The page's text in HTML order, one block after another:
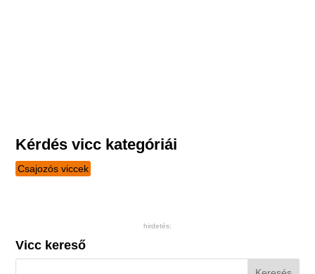
Kérdés vicc kategóriái
Csajozós viccek
hirdetés:
Vicc kereső